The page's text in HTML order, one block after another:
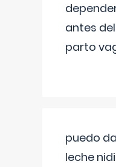
antes
parto
puedo
leche